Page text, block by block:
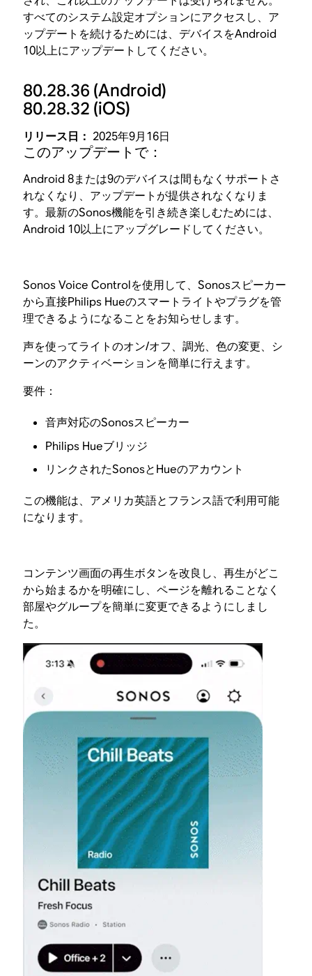
すべてのシステム設定オプションにアクセスし、ア
ップデートを続けるためには、デバイスをAndroid
10以上にアップデートしてください。
80.28.36 (Android)
80.28.32 (iOS)
リリース日： 2025年9月16日
このアップデートで：
Android 8または9のデバイスは間もなくサポートさ
れなくなり、アップデートが提供されなくなりま
す。最新のSonos機能を引き続き楽しむためには、
Android 10以上にアップグレードしてください。
Sonos Voice Controlを使用して、Sonosスピーカー
から直接Philips Hueのスマートライトやプラグを管
理できるようになることをお知らせします。
声を使ってライトのオン/オフ、調光、色の変更、シ
ーンのアクティベーションを簡単に行えます。
要件：
音声対応のSonosスピーカー
Philips Hueブリッジ
リンクされたSonosとHueのアカウント
この機能は、アメリカ英語とフランス語で利用可能
になります。
コンテンツ画面の再生ボタンを改良し、再生がどこ
から始まるかを明確にし、ページを離れることなく
部屋やグループを簡単に変更できるようにしまし
た。